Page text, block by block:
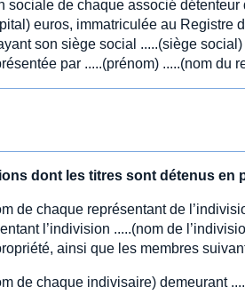
sociale de chaque associé détenteur
euros, immatriculée au Registre
son siège social .....(siège
par .....(prénom) .....(nom du
dont les titres sont détenus en
de chaque représentant de
l’indivision .....(nom de
ainsi que les membres
de chaque indivisaire) demeurant